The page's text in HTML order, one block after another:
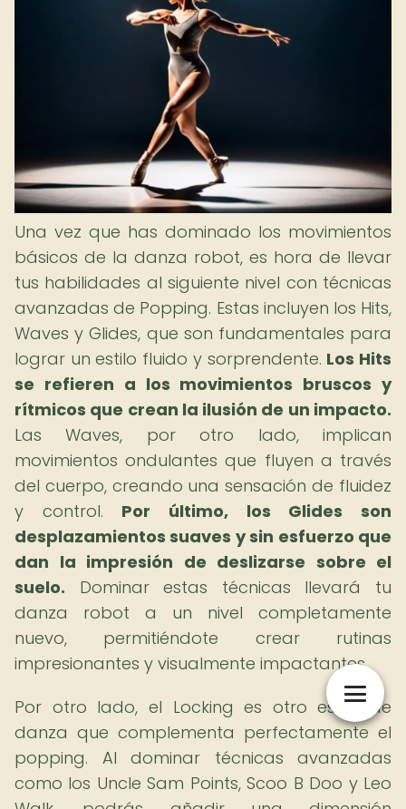
Una vez que has dominado los movimientos
básicos de la danza robot, es hora de llevar
tus habilidades al siguiente nivel con técnicas
avanzadas de Popping. Estas incluyen los Hits,
Waves y Glides, que son fundamentales para
lograr un estilo fluido y sorprendente. Los Hits
se refieren a los movimientos bruscos y
rítmicos que crean la ilusión de un impacto.
Las Waves, por otro lado, implican
movimientos ondulantes que fluyen a través
del cuerpo, creando una sensación de fluidez
y control. Por último, los Glides son
desplazamientos suaves y sin esfuerzo que
dan la impresión de deslizarse sobre el
suelo. Dominar estas técnicas llevará tu
danza robot a un nivel completamente
nuevo, permitiéndote crear rutinas
impresionantes y visualmente impactantes.
Por otro lado, el Locking es otro estilo de
danza que complementa perfectamente el
popping. Al dominar técnicas avanzadas
como los Uncle Sam Points, Scoo B Doo y Leo